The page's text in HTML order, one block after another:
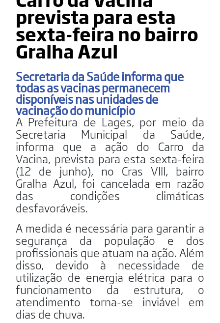
prevista para esta
sexta-feira no bairro
Gralha Azul
Secretaria da Saúde informa que
todas as vacinas permanecem
disponíveis nas unidades de
vacinação do município
A Prefeitura de Lages, por meio da
Secretaria Municipal da Saúde,
informa que a ação do Carro da
Vacina, prevista para esta sexta-feira
(12 de junho), no Cras VIII, bairro
Gralha Azul, foi cancelada em razão
das condições climáticas
desfavoráveis.
A medida é necessária para garantir a
segurança da população e dos
profissionais que atuam na ação. Além
disso, devido à necessidade de
utilização de energia elétrica para o
funcionamento da estrutura, o
atendimento torna-se inviável em
dias de chuva.